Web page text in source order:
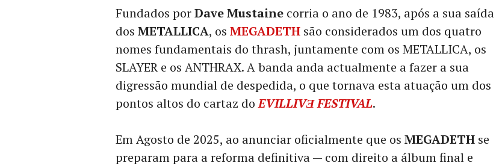
Fundados porDave Mustaine corria o ano de 1983, após a sua saída
dos METALLICA, os MEGADETH são considerados um dos quatro
nomes fundamentais do thrash, juntamente com os METALLICA, os
SLAYER e os ANTHRAX. A banda anda actualmente a fazer a sua
digressão mundial de despedida, o que tornava esta atuação um dos
pontos altos do cartaz doEVILLIVƎ FESTIVAL.
Em Agosto de 2025, ao anunciar oficialmente que os MEGADETH se
preparam para a reforma definitiva — com direito a álbum final e